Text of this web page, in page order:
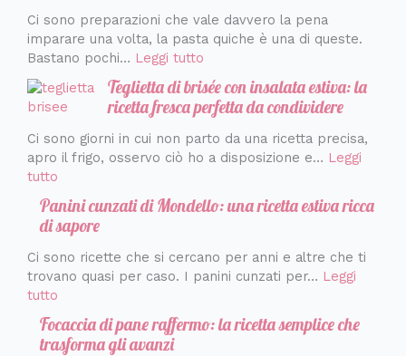
Ci sono preparazioni che vale davvero la pena
imparare una volta, la pasta quiche è una di queste.
Bastano pochi… Leggi tutto
Teglietta di brisée con insalata estiva: la
ricetta fresca perfetta da condividere
Ci sono giorni in cui non parto da una ricetta precisa,
apro il frigo, osservo ciò ho a disposizione e… Leggi
tutto
Panini cunzati di Mondello: una ricetta estiva ricca
di sapore
Ci sono ricette che si cercano per anni e altre che ti
trovano quasi per caso. I panini cunzati per… Leggi
tutto
Focaccia di pane raffermo: la ricetta semplice che
trasforma gli avanzi